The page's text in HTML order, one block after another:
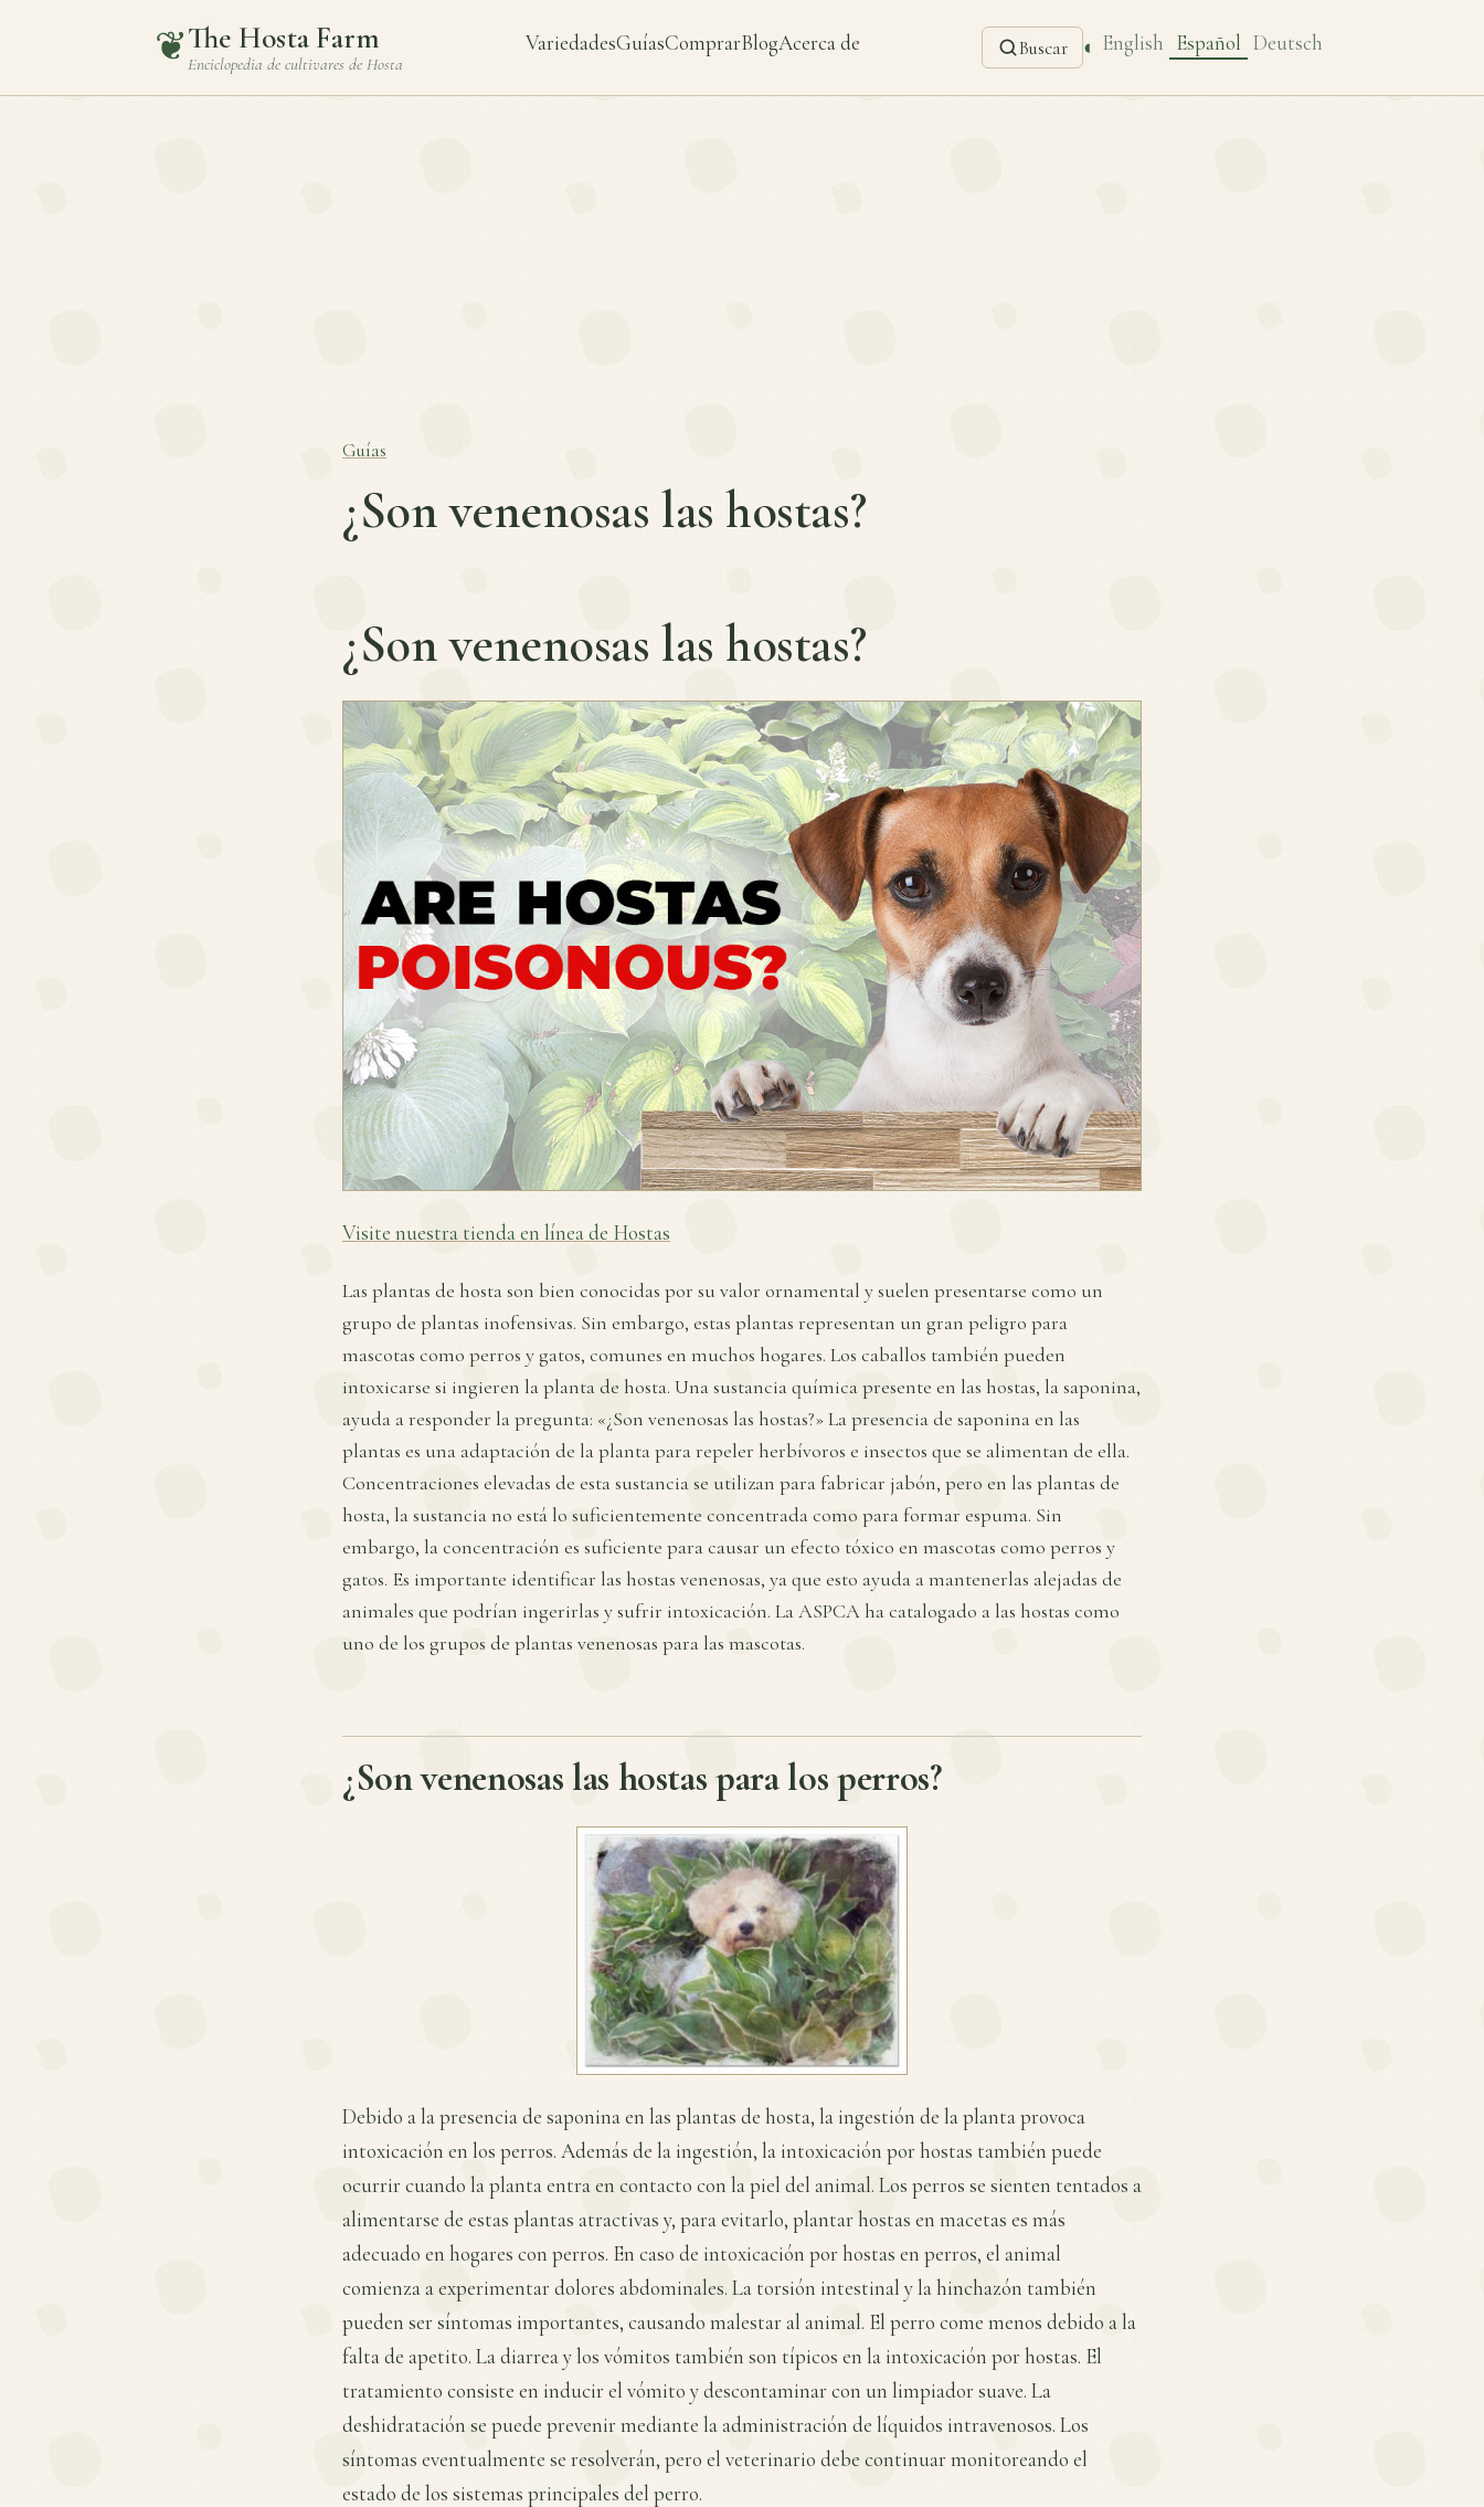
❦The Hosta Farm
Enciclopedia de cultivares de Hosta
VariedadesGuíasComprarBlogAcerca de Buscar ◐ English Español Deutsch
Guías
¿Son venenosas las hostas?
¿Son venenosas las hostas?
Visite nuestra tienda en línea de Hostas
Las plantas de hosta son bien conocidas por su valor ornamental y suelen presentarse como un
grupo de plantas inofensivas. Sin embargo, estas plantas representan un gran peligro para
mascotas como perros y gatos, comunes en muchos hogares. Los caballos también pueden
intoxicarse si ingieren la planta de hosta. Una sustancia química presente en las hostas, la saponina,
ayuda a responder la pregunta: «¿Son venenosas las hostas?» La presencia de saponina en las
plantas es una adaptación de la planta para repeler herbívoros e insectos que se alimentan de ella.
Concentraciones elevadas de esta sustancia se utilizan para fabricar jabón, pero en las plantas de
hosta, la sustancia no está lo suficientemente concentrada como para formar espuma. Sin
embargo, la concentración es suficiente para causar un efecto tóxico en mascotas como perros y
gatos. Es importante identificar las hostas venenosas, ya que esto ayuda a mantenerlas alejadas de
animales que podrían ingerirlas y sufrir intoxicación. La ASPCA ha catalogado a las hostas como
uno de los grupos de plantas venenosas para las mascotas.
¿Son venenosas las hostas para los perros?
Debido a la presencia de saponina en las plantas de hosta, la ingestión de la planta provoca
intoxicación en los perros. Además de la ingestión, la intoxicación por hostas también puede
ocurrir cuando la planta entra en contacto con la piel del animal. Los perros se sienten tentados a
alimentarse de estas plantas atractivas y, para evitarlo, plantar hostas en macetas es más
adecuado en hogares con perros. En caso de intoxicación por hostas en perros, el animal
comienza a experimentar dolores abdominales. La torsión intestinal y la hinchazón también
pueden ser síntomas importantes, causando malestar al animal. El perro come menos debido a la
falta de apetito. La diarrea y los vómitos también son típicos en la intoxicación por hostas. El
tratamiento consiste en inducir el vómito y descontaminar con un limpiador suave. La
deshidratación se puede prevenir mediante la administración de líquidos intravenosos. Los
síntomas eventualmente se resolverán, pero el veterinario debe continuar monitoreando el
estado de los sistemas principales del perro.